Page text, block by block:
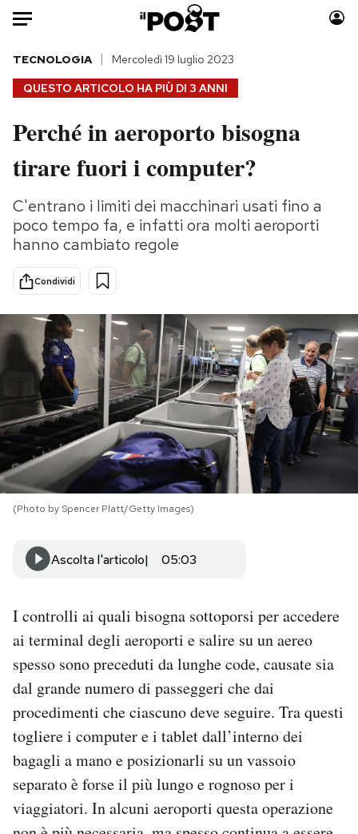
Auto
HOME
Italia
Politica
Tecnologia
Internet
Scienza
Cultura
Economia
Sport
Moda
Consumismi
Storie/Idee
Ok Boomer!
Mondiali calcio 2026
PODCAST
NEWSLETTER
I MIEI PREFERITI
SHOP
AREA PERSONALE
Area Personale
Newsletter
Notifiche mobile
Hai bisogno di aiuto?
Esci
QUESTO ARTICOLO HA PIÙ DI 3 ANNI
TECNOLOGIA Mercoledì 19 luglio 2023
Perché in aeroporto bisogna
tirare fuori i computer?
C'entrano i limiti dei macchinari usati fino a
poco tempo fa, e infatti ora molti aeroporti
hanno cambiato regole
Condividi
(Photo by Spencer Platt/Getty Images)
Ascolta l'articolo 05:03
I controlli ai quali bisogna sottoporsi per accedere
ai terminal degli aeroporti e salire su un aereo
spesso sono preceduti da lunghe code, causate sia
dal grande numero di passeggeri che dai
procedimenti che ciascuno deve seguire. Tra questi
togliere i computer e i tablet dall’interno dei
bagagli a mano e posizionarli su un vassoio
separato è forse il più lungo e rognoso per i
viaggiatori. In alcuni aeroporti questa operazione